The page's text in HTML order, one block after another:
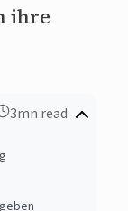
ihre
3mn read